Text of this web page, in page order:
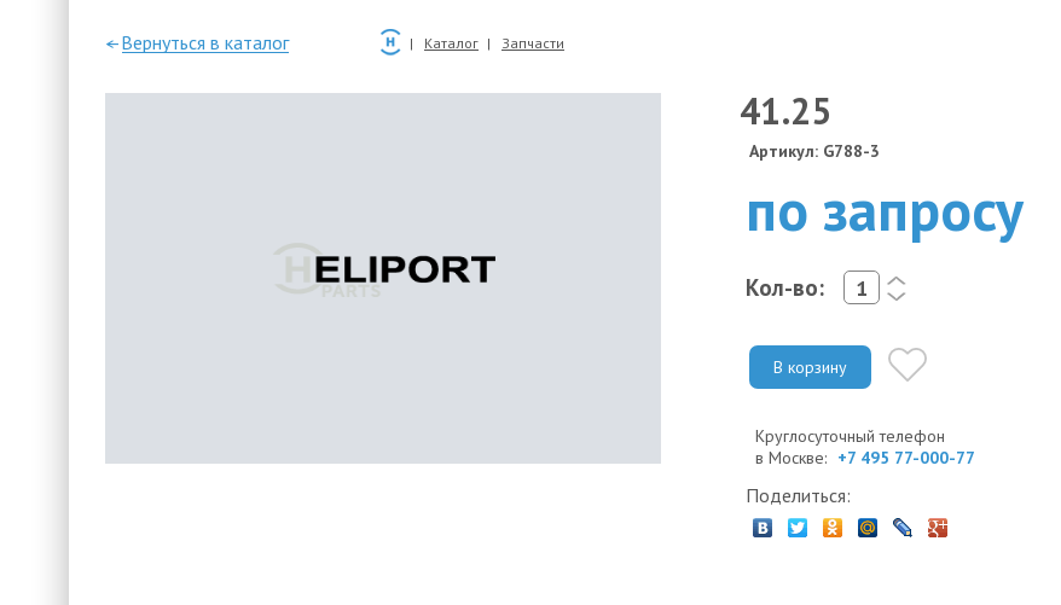
—Вернуться в каталог Каталог Запчасти
41.25
Артикул: G788-3
по запросу
Кол-во:
<
>
В корзину
Круглосуточный телефон
в Москве: +7 495 77-000-77
Поделиться: